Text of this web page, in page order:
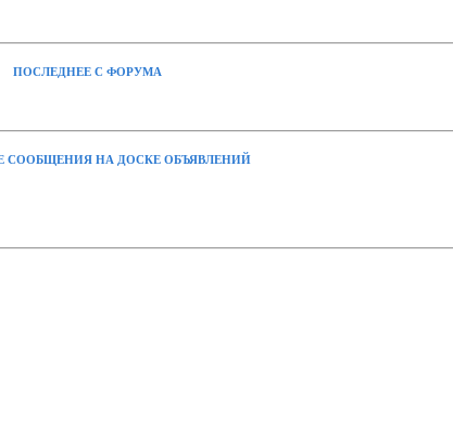
ПОСЛЕДНЕЕ С ФОРУМА
СООБЩЕНИЯ НА ДОСКЕ ОБЪЯВЛЕНИЙ